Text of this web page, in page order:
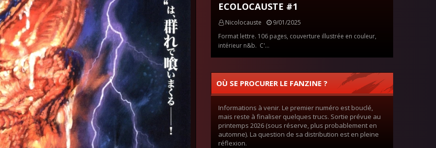
ECOLOCAUSTE #1
Nicolocauste
9/01/2025
Format lettre. 106 pages, couverture illustrée en couleur,
intérieur n&b. C'…
OÙ SE PROCURER LE FANZINE ?
Informations à venir. Le premier numéro est bouclé,
mais reste à finaliser quelques trucs. Sortie prévue au
printemps 2026 (sous réserve, plus probablement en
automne). La question de sa distribution est en pleine
réflexion.